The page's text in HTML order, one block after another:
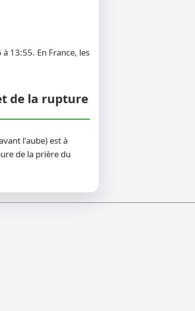
13:55. En France, les
de la rupture
l'aube) est à
de la prière du